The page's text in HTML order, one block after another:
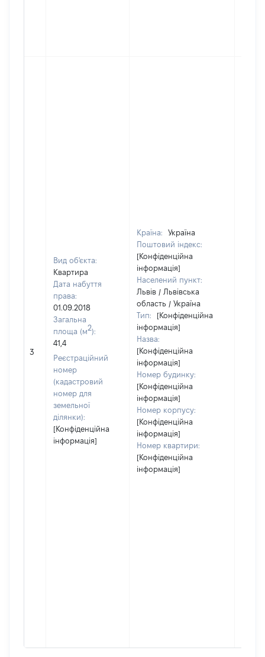
3
Вид об'єкта:
Квартира
Дата набуття
права:
01.09.2018
Загальна
площа (м2):
41,4
Реєстраційний
номер
(кадастровий
номер для
земельної
ділянки):
[Конфіденційна
інформація]
Країна:
Україна
Поштовий індекс:
[Конфіденційна
інформація]
Населений пункт:
Львів / Львівська
область / Україна
Тип:
[Конфіденційна
інформація]
Назва:
[Конфіденційна
інформація]
Номер будинку:
[Конфіденційна
інформація]
Номер корпусу:
[Конфіденційна
інформація]
Номер квартири:
[Конфіденційна
інформація]